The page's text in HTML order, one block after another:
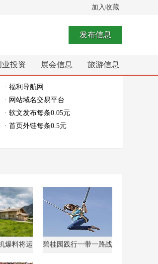
加入收藏
发布信息
业投资 展会信息 旅游信息
· 福利导航网
· 网站域名交易平台
· 软文发布每条0.05元
· 首页外链每条0.5元
爆料将运 碧桂园践行一带一路战